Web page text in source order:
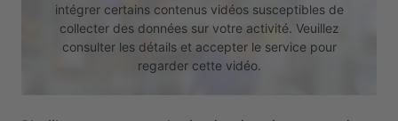
intégrer certains contenus vidéos susceptibles de
collecter des données sur votre activité. Veuillez
consulter les détails et accepter le service pour
regarder cette vidéo.